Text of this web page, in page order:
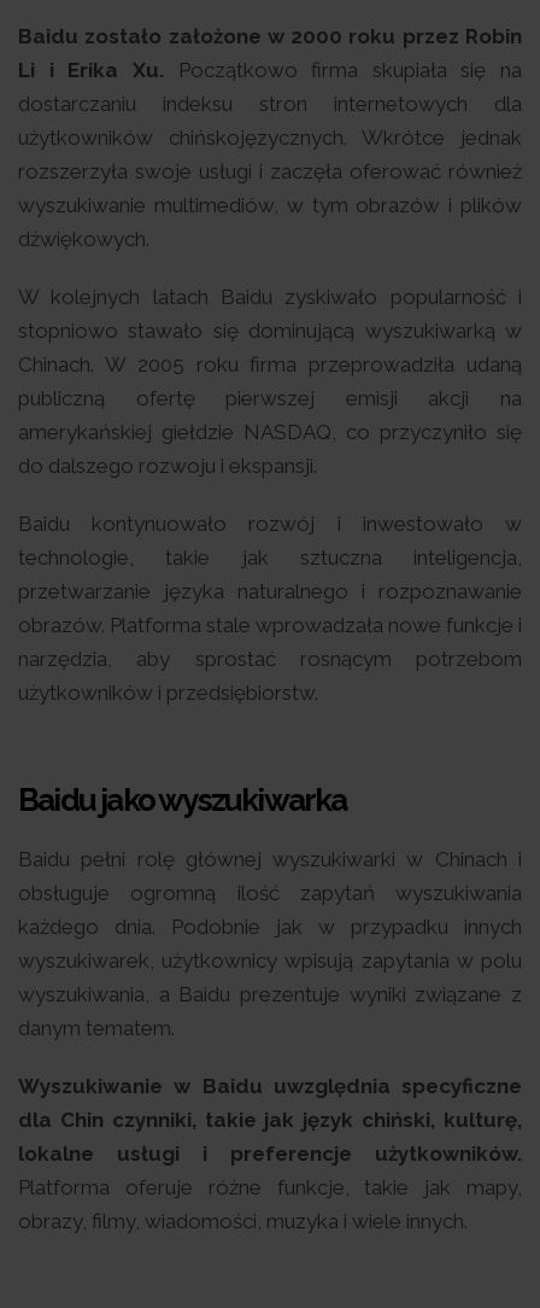
Baidu zostało założone w 2000 roku przez Robin
Li i Erika Xu. Początkowo firma skupiała się na
dostarczaniu indeksu stron internetowych dla
użytkowników chińskojęzycznych. Wkrótce jednak
rozszerzyła swoje usługi i zaczęła oferować również
wyszukiwanie multimediów, w tym obrazów i plików
dźwiękowych.
W kolejnych latach Baidu zyskiwało popularność i
stopniowo stawało się dominującą wyszukiwarką w
Chinach. W 2005 roku firma przeprowadziła udaną
publiczną ofertę pierwszej emisji akcji na
amerykańskiej giełdzie NASDAQ, co przyczyniło się
do dalszego rozwoju i ekspansji.
Baidu kontynuowało rozwój i inwestowało w
technologie, takie jak sztuczna inteligencja,
przetwarzanie języka naturalnego i rozpoznawanie
obrazów. Platforma stale wprowadzała nowe funkcje i
narzędzia, aby sprostać rosnącym potrzebom
użytkowników i przedsiębiorstw.
Baidu jako wyszukiwarka
Baidu pełni rolę głównej wyszukiwarki w Chinach i
obsługuje ogromną ilość zapytań wyszukiwania
każdego dnia. Podobnie jak w przypadku innych
wyszukiwarek, użytkownicy wpisują zapytania w polu
wyszukiwania, a Baidu prezentuje wyniki związane z
danym tematem.
Wyszukiwanie w Baidu uwzględnia specyficzne
dla Chin czynniki, takie jak język chiński, kulturę,
lokalne usługi i preferencje użytkowników.
Platforma oferuje różne funkcje, takie jak mapy,
obrazy, filmy, wiadomości, muzyka i wiele innych.